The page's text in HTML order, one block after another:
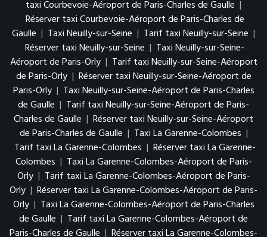
taxi Courbevoie-Aéroport de Paris-Charles de Gaulle |
Réserver taxi Courbevoie-Aéroport de Paris-Charles de
Gaulle | Taxi Neuilly-sur-Seine | Tarif taxi Neuilly-sur-Seine |
Réserver taxi Neuilly-sur-Seine | Taxi Neuilly-sur-Seine-
Aéroport de Paris-Orly | Tarif taxi Neuilly-sur-Seine-Aéroport
de Paris-Orly | Réserver taxi Neuilly-sur-Seine-Aéroport de
Paris-Orly | Taxi Neuilly-sur-Seine-Aéroport de Paris-Charles
de Gaulle | Tarif taxi Neuilly-sur-Seine-Aéroport de Paris-
Charles de Gaulle | Réserver taxi Neuilly-sur-Seine-Aéroport
de Paris-Charles de Gaulle | Taxi La Garenne-Colombes |
Tarif taxi La Garenne-Colombes | Réserver taxi La Garenne-
Colombes | Taxi La Garenne-Colombes-Aéroport de Paris-
Orly | Tarif taxi La Garenne-Colombes-Aéroport de Paris-
Orly | Réserver taxi La Garenne-Colombes-Aéroport de Paris-
Orly | Taxi La Garenne-Colombes-Aéroport de Paris-Charles
de Gaulle | Tarif taxi La Garenne-Colombes-Aéroport de
Paris-Charles de Gaulle | Réserver taxi La Garenne-Colombes-